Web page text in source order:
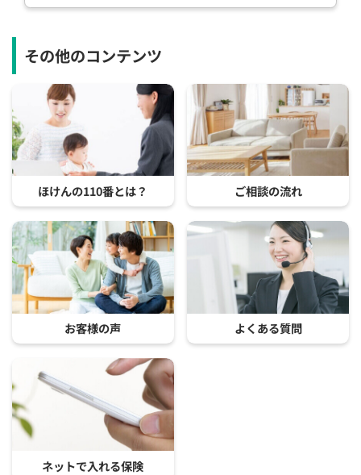
その他のコンテンツ
ほけんの110番とは？ ご相談の流れ
お客様の声 よくある質問
ネットで入れる保険